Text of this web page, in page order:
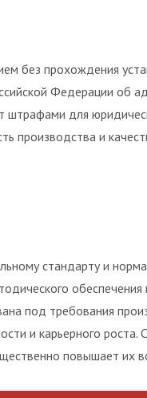
без прохождения
Федерации
штрафами для
производства и
стандарту и
под требования
и карьерного
повышает их